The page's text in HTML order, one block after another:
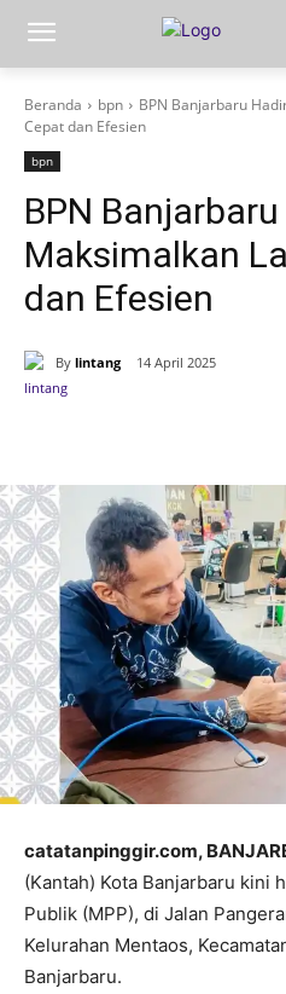
Beranda bpn
BPN Banjarbaru
Cepat dan Efesien
bpn
BPN
Maksimalkan
dan Efesien
By lintang 14 April 2025
catatanpinggir.com,
(Kantah) Kota Banjarbaru kini
Publik (MPP), di Jalan
Kelurahan Mentaos,
Banjarbaru.